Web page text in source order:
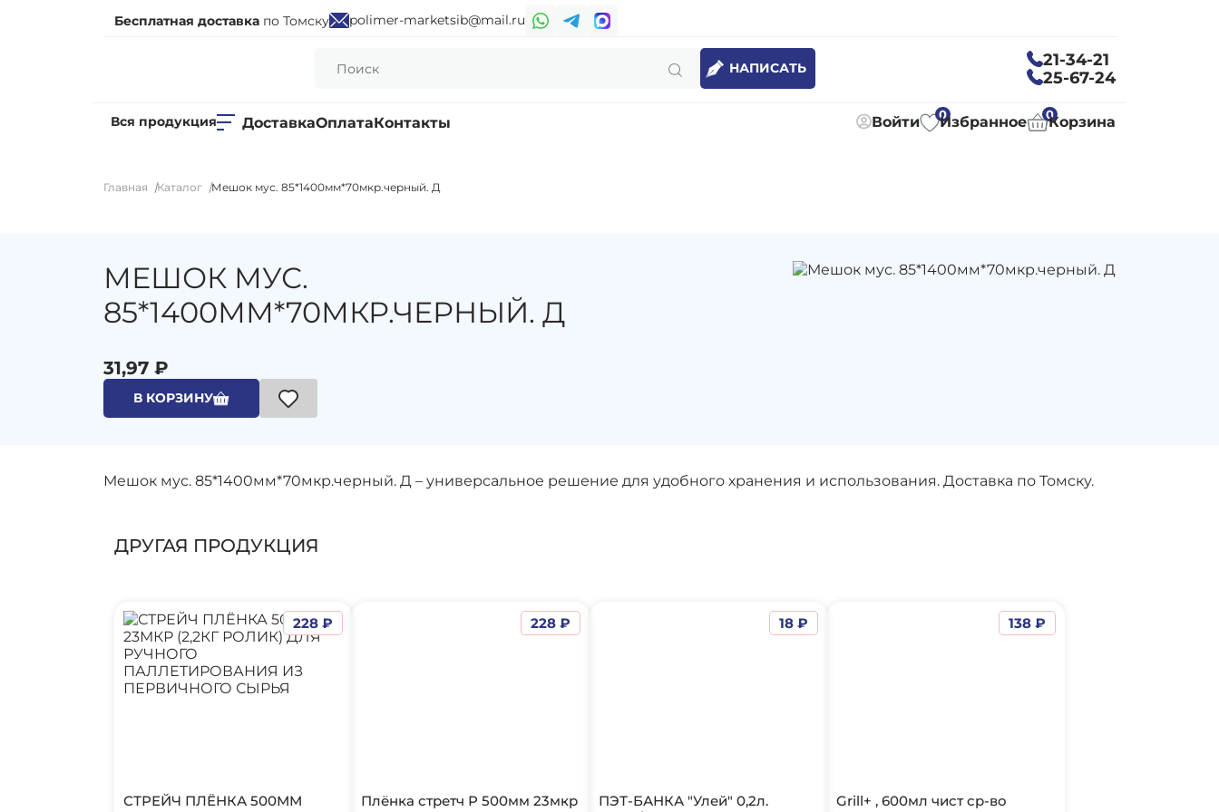
Бесплатная доставка по Томску polimer-marketsib@mail.ru
НАПИСАТЬ
21-34-21
25-67-24
Вся продукция ДоставкаОплатаКонтакты Войти 0
Избранное 0Корзина
Главная Каталог Мешок мус. 85*1400мм*70мкр.черный. Д
МЕШОК МУС.
85*1400ММ*70МКР.ЧЕРНЫЙ. Д
31,97 ₽
В КОРЗИНУ
Мешок мус. 85*1400мм*70мкр.черный. Д – универсальное решение для удобного хранения и использования. Доставка по Томску.
ДРУГАЯ ПРОДУКЦИЯ
СТРЕЙЧ ПЛЁНКА 500ММ
228 ₽
Плёнка стретч Р 500мм 23мкр
228 ₽
ПЭТ-БАНКА "Улей" 0,2л.
18 ₽
Grill+ , 600мл чист ср-во
138 ₽